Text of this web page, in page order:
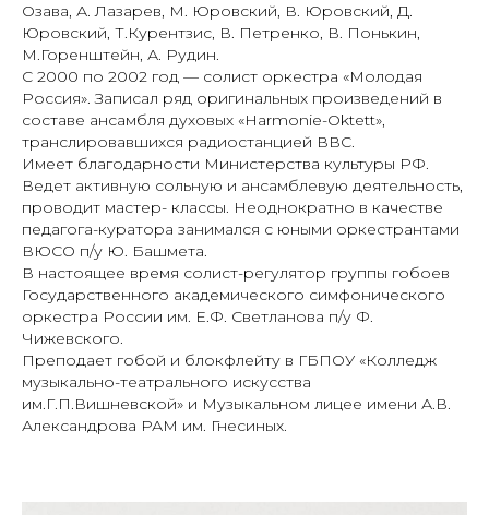
Озава, А. Лазарев, М. Юровский, В. Юровский, Д.
Юровский, Т.Курентзис, В. Петренко, В. Понькин,
М.Горенштейн, А. Рудин.
С 2000 по 2002 год — солист оркестра «Молодая
Россия». Записал ряд оригинальных произведений в
составе ансамбля духовых «Наrmonie-Oktett»,
транслировавшихся радиостанцией ВВС.
Имеет благодарности Министерства культуры РФ.
Ведет активную сольную и ансамблевую деятельность,
проводит мастер- классы. Неоднократно в качестве
педагога-куратора занимался с юными оркестрантами
ВЮСО п/у Ю. Башмета.
В настоящее время солист-регулятор группы гобоев
Государственного академического симфонического
оркестра России им. Е.Ф. Светланова п/у Ф.
Чижевского.
Преподает гобой и блокфлейту в ГБПОУ «Колледж
музыкально-театрального искусства
им.Г.П.Вишневской» и Музыкальном лицее имени А.В.
Александрова РАМ им. Гнесиных.